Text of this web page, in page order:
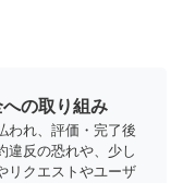
の取り組み
われ、評価・完了後
違反の恐れや、少し
リクエストやユーザ